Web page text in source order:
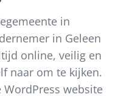
in
in Geleen
online, veilig en
naar om te kijken.
website